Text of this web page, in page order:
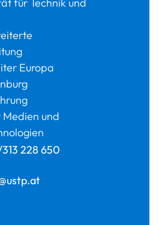
Europa
und
228 650